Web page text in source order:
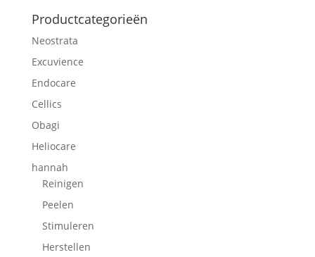
Productcategorieën
Neostrata
Excuvience
Endocare
Cellics
Obagi
Heliocare
hannah
Reinigen
Peelen
Stimuleren
Herstellen